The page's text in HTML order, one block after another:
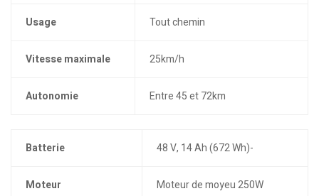
Usage Tout chemin
Vitesse maximale 25km/h
Autonomie Entre 45 et 72km
Batterie 48 V, 14 Ah (672 Wh)-
Moteur Moteur de moyeu 250W